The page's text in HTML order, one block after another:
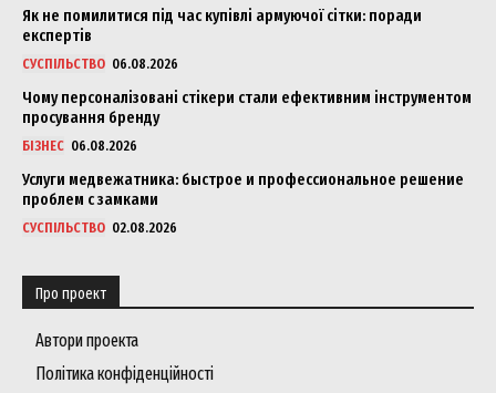
Як не помилитися під час купівлі армуючої сітки: поради
експертів
СУСПІЛЬСТВО 06.08.2026
Чому персоналізовані стікери стали ефективним інструментом
просування бренду
БІЗНЕС 06.08.2026
Услуги медвежатника: быстрое и профессиональное решение
проблем с замками
СУСПІЛЬСТВО 02.08.2026
Про проект
Автори проекта
Політика конфіденційності